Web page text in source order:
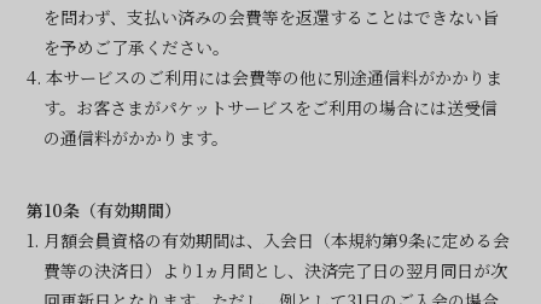
を問わず、支払い済みの会費等を返還することはできない旨
を予めご了承ください。
4. 本サービスのご利用には会費等の他に別途通信料がかかりま
す。お客さまがパケットサービスをご利用の場合には送受信
の通信料がかかります。
第10条（有効期間）
1. 月額会員資格の有効期間は、入会日（本規約第9条に定める会
費等の決済日）より1ヵ月間とし、決済完了日の翌月同日が次